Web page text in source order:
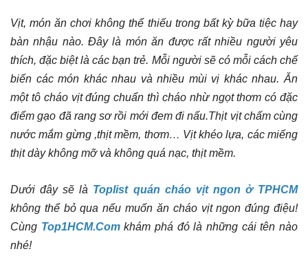
Top
địa
điểm,
vụ
Vịt, món ăn chơi không thể thiếu trong bất kỳ bữa tiệc hay
bàn nhậu nào. Đây là món ăn được rất nhiều người yêu
thích, đặc biệt là các bạn trẻ. Mỗi người sẽ có mỗi cách chế
biến các món khác nhau và nhiều mùi vị khác nhau. Ăn
một tô cháo vịt đúng chuẩn thì cháo nhừ ngọt thơm có đặc
điểm gạo đã rang sơ rồi mới đem đi nấu.Thịt vịt chấm cùng
nước mắm gừng ,thịt mềm, thơm… Vịt khéo lựa, các miếng
thịt dày không mỡ và không quá nạc, thịt mềm.
Dưới đây sẽ là Toplist quán cháo vịt ngon ở TPHCM
không thể bỏ qua nếu muốn ăn cháo vịt ngon đúng điệu!
Cùng Top1HCM.Comkhám phá đó là những cái tên nào
nhé!